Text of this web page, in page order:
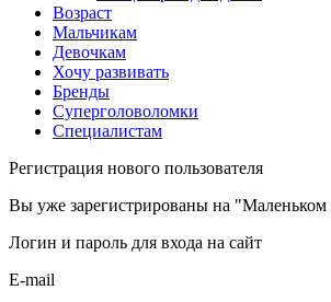
Возраст
Мальчикам
Девочкам
Хочу развивать
Бренды
Суперголоволомки
Специалистам
Регистрация нового пользователя
Вы уже зарегистрированы на "Маленьком
Логин и пароль для входа на сайт
E-mail